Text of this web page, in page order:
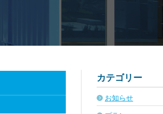
カテゴリー
お知らせ